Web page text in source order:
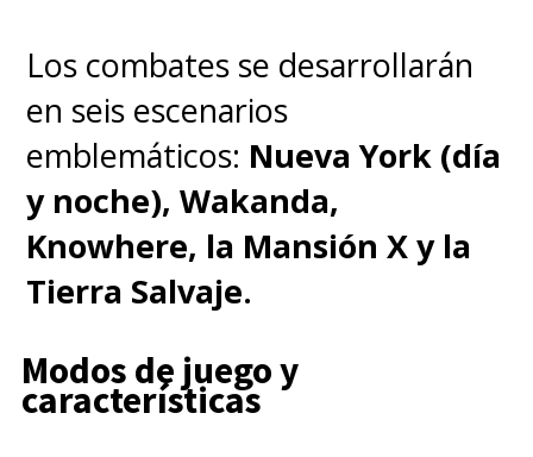
Los combates se desarrollarán
en seis escenarios
emblemáticos: Nueva York (día
y noche), Wakanda,
Knowhere, la Mansión X y la
Tierra Salvaje.
Modos de juego y
características